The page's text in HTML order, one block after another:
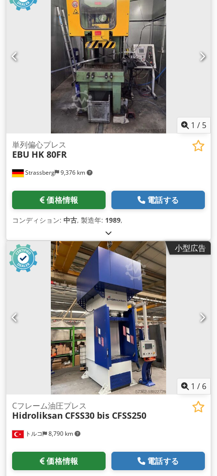
1 / 5
Strassberg 9,376 km
単列偏心プレス
EBU HK 80FR
価格情報 電話する
コンディション: 中古, 製造年: 1989,
小型広告
1 / 6
トルコ 8,790 km
Cフレーム油圧プレス
Hidroliksan CFSS30 bis CFSS250
価格情報 電話する